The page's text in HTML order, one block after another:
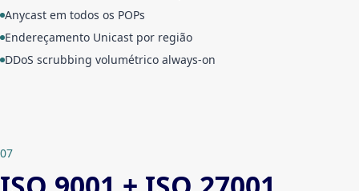
Anycast em todos os POPs
Endereçamento Unicast por região
DDoS scrubbing volumétrico always-on
07